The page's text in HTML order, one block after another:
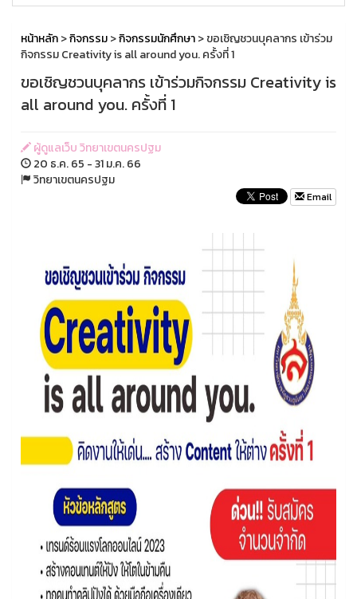
หน้าหลัก>กิจกรรม>กิจกรรมนักศึกษา> ขอเชิญชวนบุคลากร เข้าร่วม
กิจกรรม Creativity is all around you. ครั้งที่ 1
ขอเชิญชวนบุคลากร เข้าร่วมกิจกรรม Creativity is
all around you. ครั้งที่ 1
ผู้ดูแลเว็บ วิทยาเขตนครปฐม
20 ธ.ค. 65 - 31 ม.ค. 66
วิทยาเขตนครปฐม
Email